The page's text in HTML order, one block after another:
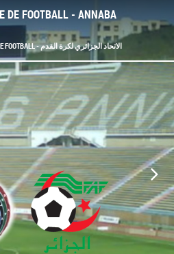
DE FOOTBALL - ANNABA
FÉDÉRATION ALGÉRIENNE DE FOOTBALL - الاتحاد الجزائري لكرة القدم